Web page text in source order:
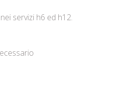
servizi h6 ed h12.